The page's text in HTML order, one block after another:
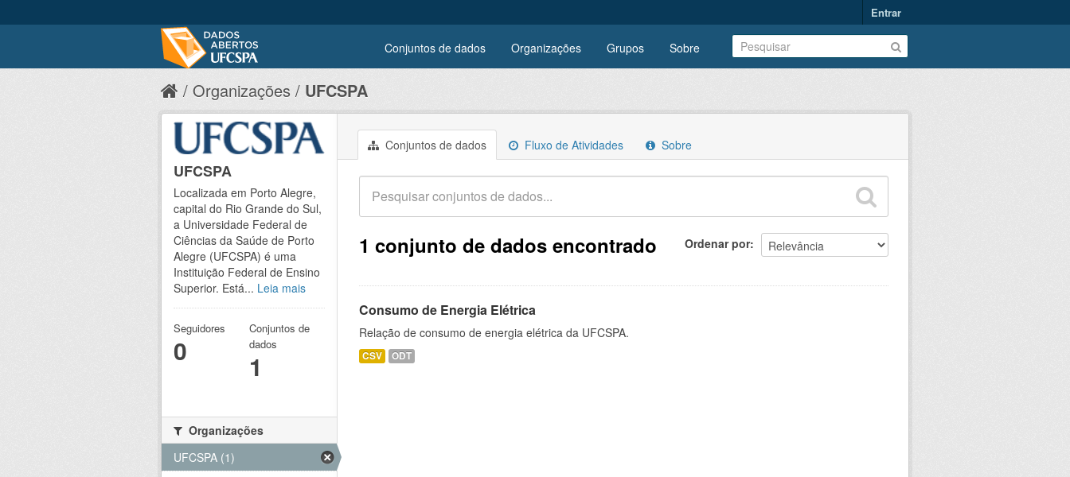
Entrar
Conjuntos de dados Organizações Grupos Sobre
Organizações UFCSPA
Conjuntos de dados Fluxo de Atividades Sobre
Ordenar por
1 conjunto de dados encontrado
Consumo de Energia Elétrica
Relação de consumo de energia elétrica da UFCSPA.
CSV ODT
UFCSPA
Localizada em Porto Alegre,
capital do Rio Grande do Sul,
a Universidade Federal de
Ciências da Saúde de Porto
Alegre (UFCSPA) é uma
Instituição Federal de Ensino
Superior. Está... Leia mais
Seguidores
0
Conjuntos de
dados
1
Organizações
UFCSPA (1)